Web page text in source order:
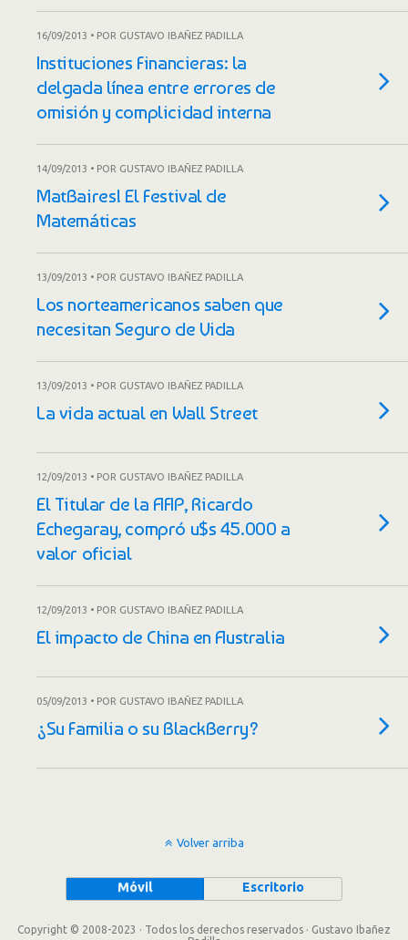
16/09/2013 • POR GUSTAVO IBAÑEZ PADILLA
Instituciones Financieras: la
delgada línea entre errores de
omisión y complicidad interna
14/09/2013 • POR GUSTAVO IBAÑEZ PADILLA
MatBaires! El Festival de
Matemáticas
13/09/2013 • POR GUSTAVO IBAÑEZ PADILLA
Los norteamericanos saben que
necesitan Seguro de Vida
13/09/2013 • POR GUSTAVO IBAÑEZ PADILLA
La vida actual en Wall Street
12/09/2013 • POR GUSTAVO IBAÑEZ PADILLA
El Titular de la AFIP, Ricardo
Echegaray, compró u$s 45.000 a
valor oficial
12/09/2013 • POR GUSTAVO IBAÑEZ PADILLA
El impacto de China en Australia
05/09/2013 • POR GUSTAVO IBAÑEZ PADILLA
¿Su Familia o su BlackBerry?
Volver arriba
Móvil Escritorio
Copyright © 2008-2023 · Todos los derechos reservados · Gustavo Ibañez